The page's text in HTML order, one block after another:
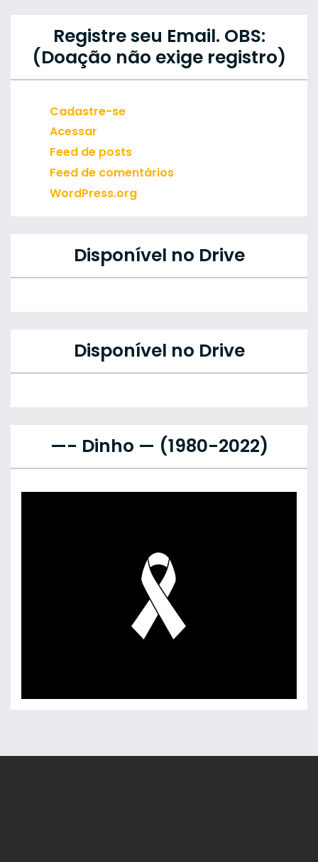
Registre seu Email. OBS:
(Doação não exige registro)
Cadastre-se
Acessar
Feed de posts
Feed de comentários
WordPress.org
Disponível no Drive
Disponível no Drive
—- Dinho — (1980-2022)